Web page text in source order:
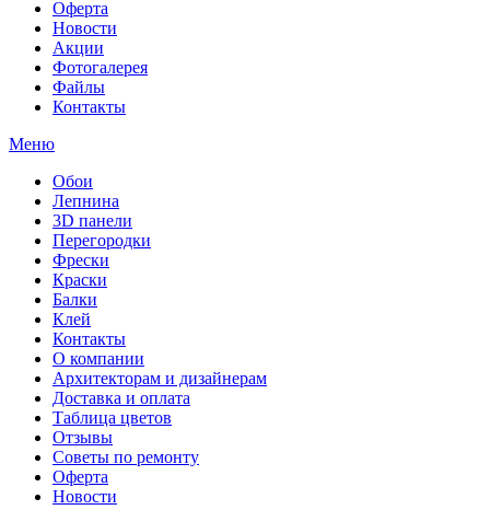
Оферта
Новости
Акции
Фотогалерея
Файлы
Контакты
Меню
Обои
Лепнина
3D панели
Перегородки
Фрески
Краски
Балки
Клей
Контакты
О компании
Архитекторам и дизайнерам
Доставка и оплата
Таблица цветов
Отзывы
Советы по ремонту
Оферта
Новости